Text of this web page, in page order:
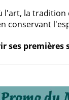
l'art, la
premières